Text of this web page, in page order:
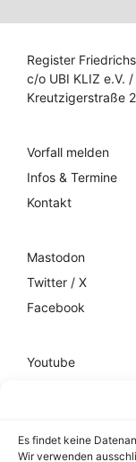
Es findet keine
Wir verwenden
Register
c/o UBI KLIZ e.V.
Kreutzigerstraße
Vorfall melden
Infos & Termine
Kontakt
Mastodon
Twitter / X
Facebook
Youtube